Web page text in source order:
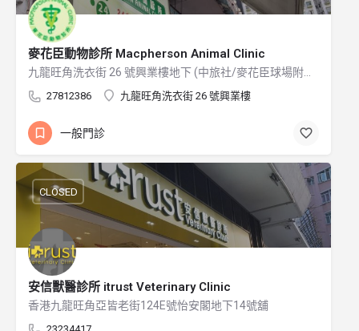
麥花臣動物診所 Macpherson Animal Clinic
27812386 九龍旺角洗衣街 26 號興業樓
一般門診
安信獸醫診所 itrust Veterinary Clinic
香港九龍旺角亞皆老街124E號怡安閣地下14號舖
CLOSED